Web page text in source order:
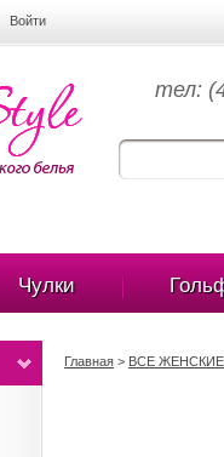
Войти
тел:
Чулки
Главная > ВСЕ ЖЕНСКИЕ